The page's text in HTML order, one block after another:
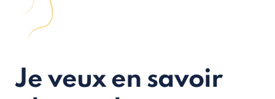
Je veux en savoir